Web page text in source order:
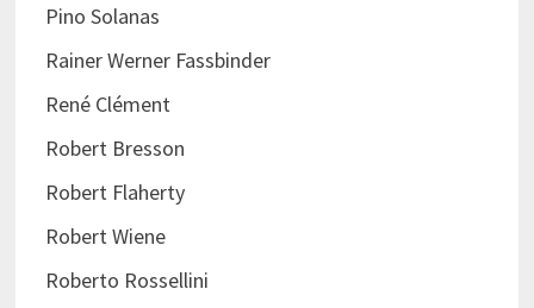
Pino Solanas
Rainer Werner Fassbinder
René Clément
Robert Bresson
Robert Flaherty
Robert Wiene
Roberto Rossellini